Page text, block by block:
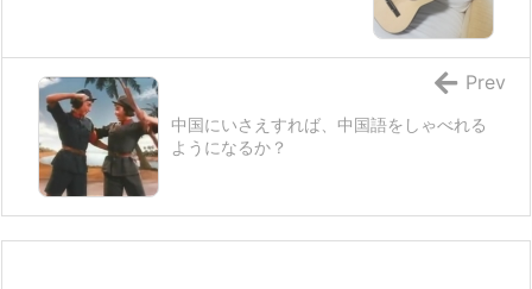
中国にいさえすれば、中国語をしゃべれる
ようになるか？
Prev